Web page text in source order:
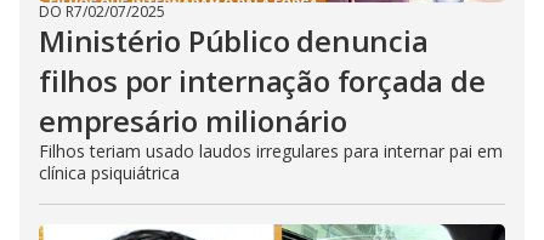
DO R7/02/07/2025
Ministério Público denuncia
filhos por internação forçada de
empresário milionário
Filhos teriam usado laudos irregulares para internar pai em
clínica psiquiátrica